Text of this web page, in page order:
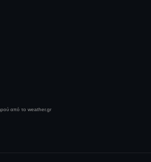
από το weather.gr